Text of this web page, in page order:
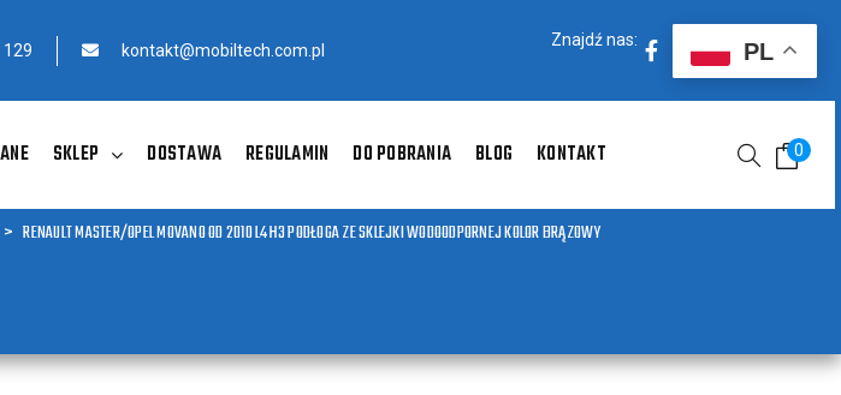
129 kontakt@mobiltech.com.pl
Znajdź nas:
SKLEP DOSTAWA REGULAMIN DO POBRANIA BLOG KONTAKT 0
> RENAULT MASTER/OPEL MOVANO OD 2010 L4H3 PODŁOGA ZE SKLEJKI WODOODPORNEJ KOLOR BRĄZOWY
PL